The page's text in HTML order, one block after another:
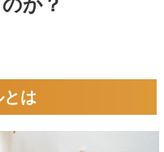
か？
とは